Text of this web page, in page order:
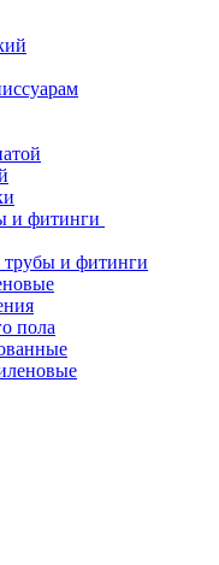
и фитинги
и фитинги
пола